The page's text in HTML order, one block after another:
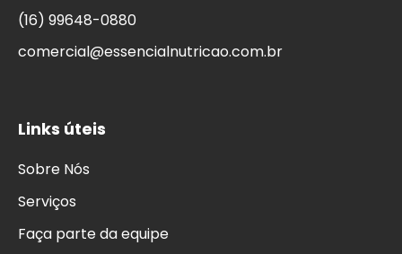
(16) 99648-0880
comercial@essencialnutricao.com.br
Links úteis
Sobre Nós
Serviços
Faça parte da equipe